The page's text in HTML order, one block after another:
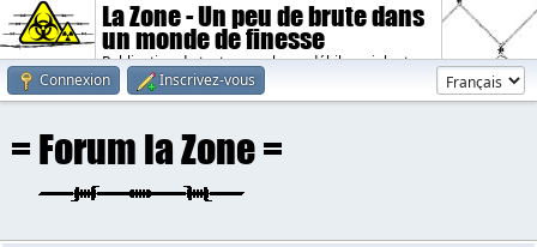
La Zone - Un peu de brute dans
un monde de finesse
Publication de textes sombres, débiles, violents.
Connexion
Inscrivez-vous